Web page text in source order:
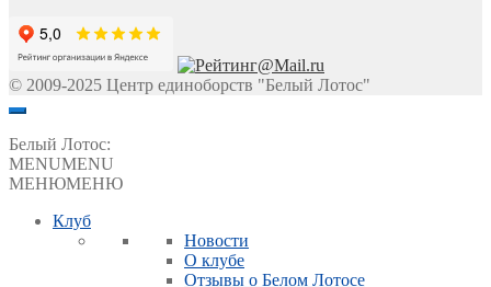
© 2009-2025 Центр единоборств "Белый Лотос"
Белый Лотос:
MENUMENU
МЕНЮМЕНЮ
Клуб
Новости
О клубе
Отзывы о Белом Лотосе